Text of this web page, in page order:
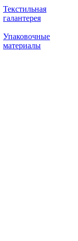
Текстильная
галантерея
Упаковочные
материалы